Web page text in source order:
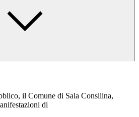
il Comune di Sala Consilina,
di